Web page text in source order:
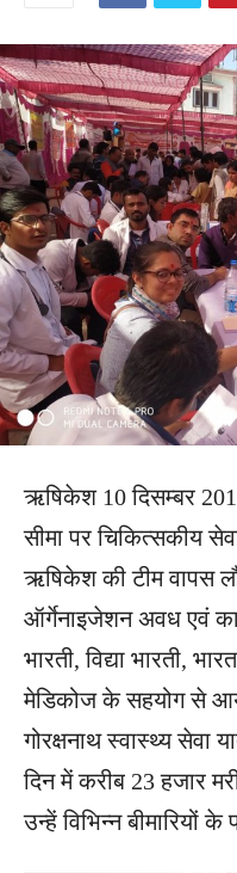
ऋषिकेश 10 दिसम्बर
सीमा पर चिकित्सकीय
ऋषिकेश की टीम वापस
ऑर्गेनाइजेशन अवध एवं
भारती, विद्या भारती,
मेडिकोज के सहयोग से
गोरक्षनाथ स्वास्थ्य सेवा
दिन में करीब 23 हजार
उन्हें विभिन्न बीमारियों